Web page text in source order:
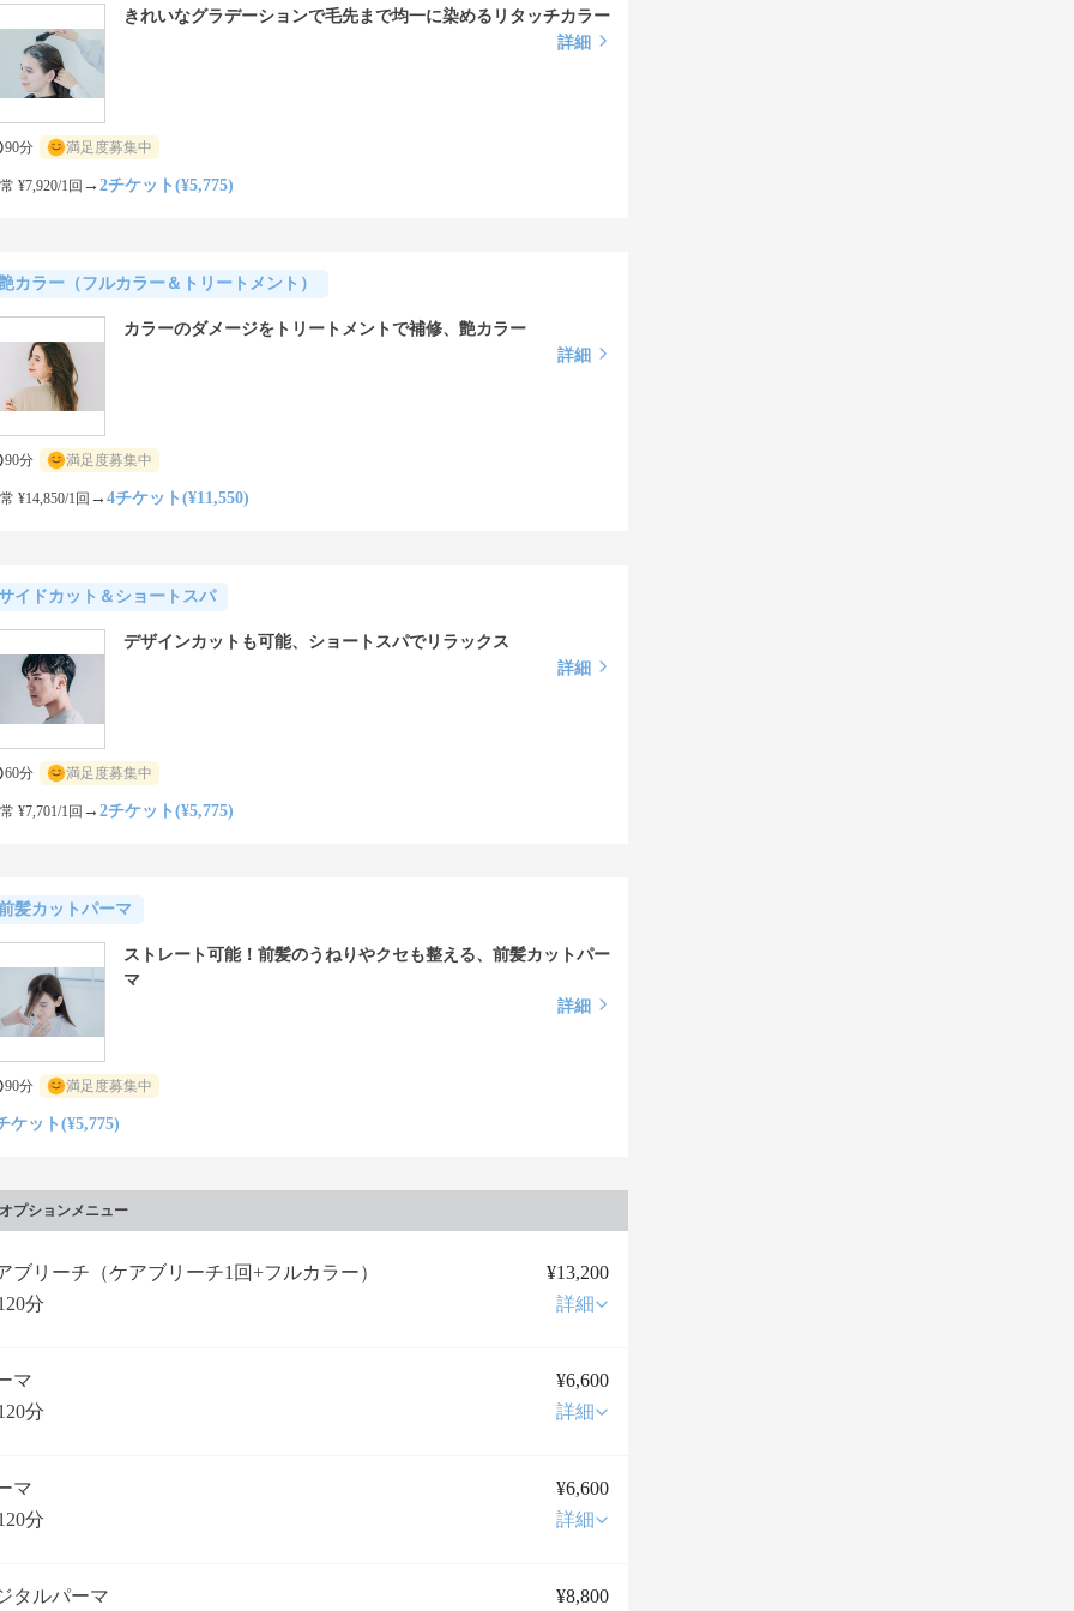
きれいなグラデーションで毛先まで均一に染めるリタッチカラー
詳細
90分 満足度募集中
¥7,920/1回 → 2チケット(¥5,775)
カラー（フルカラー＆トリートメント）
カラーのダメージをトリートメントで補修、艶カラー
詳細
90分 満足度募集中
¥14,850/1回 → 4チケット(¥11,550)
イドカット＆ショートスパ
デザインカットも可能、ショートスパでリラックス
詳細
60分 満足度募集中
¥7,701/1回 → 2チケット(¥5,775)
髪カットパーマ
ストレート可能！前髪のうねりやクセも整える、前髪カットパー
マ
詳細
90分 満足度募集中
ケット(¥5,775)
プションメニュー
ブリーチ（ケアブリーチ1回+フルカラー）
¥13,200
分
詳細
マ
¥6,600
分
詳細
マ
¥6,600
分
詳細
タルパーマ ¥8,800